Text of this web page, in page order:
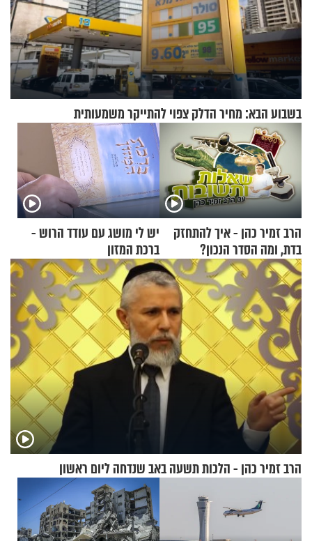
בשבוע הבא: מחיר הדלק צפוי להתייקר משמעותית
הרב זמיר כהן - איך להתחזק
בדת, ומה הסדר הנכון?
יש לי מושג עם עודד הרוש -
ברכת המזון
הרב זמיר כהן - הלכות תשעה באב שנדחה ליום ראשון